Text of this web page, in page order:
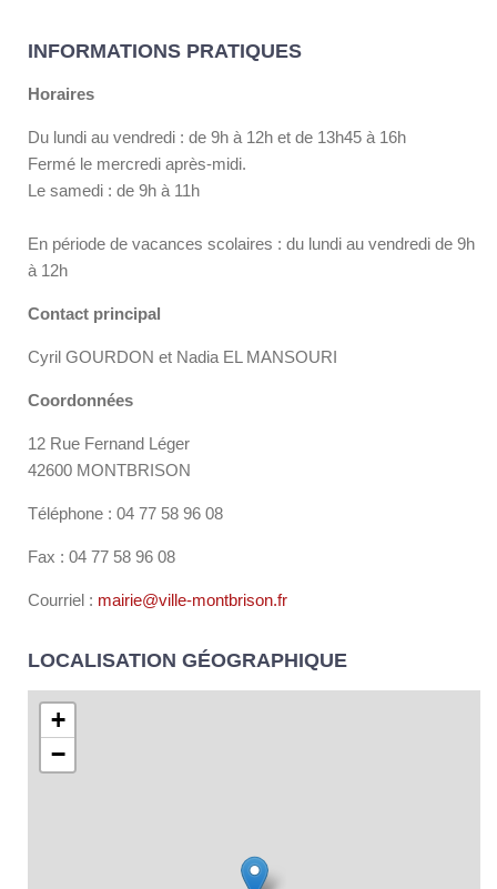
INFORMATIONS PRATIQUES
Horaires
Du lundi au vendredi : de 9h à 12h et de 13h45 à 16h
Fermé le mercredi après-midi.
Le samedi : de 9h à 11h
En période de vacances scolaires : du lundi au vendredi de 9h
à 12h
Contact principal
Cyril GOURDON et Nadia EL MANSOURI
Coordonnées
12 Rue Fernand Léger
42600 MONTBRISON
Téléphone : 04 77 58 96 08
Fax : 04 77 58 96 08
Courriel : mairie@ville-montbrison.fr
LOCALISATION GÉOGRAPHIQUE
+
−